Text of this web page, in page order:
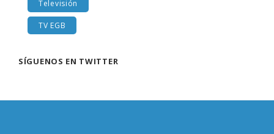
Televisión
TV EGB